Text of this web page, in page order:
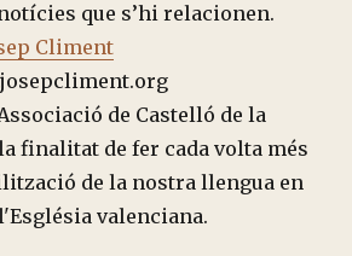
que s’hi relacionen.
Climent
de Castelló de la
finalitat de fer cada volta més
de la nostra llengua en
valenciana.